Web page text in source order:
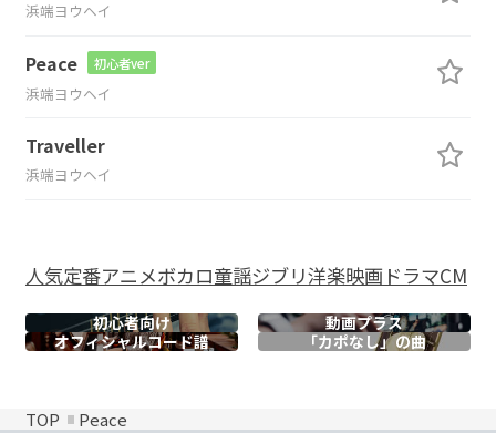
浜端ヨウヘイ
Peace 初心者ver
浜端ヨウヘイ
Traveller
浜端ヨウヘイ
人気定番アニメボカロ童謡ジブリ洋楽映画ドラマCM
初心者向け
動画プラス
オフィシャルコード譜 「カポなし」の曲
TOP Peace